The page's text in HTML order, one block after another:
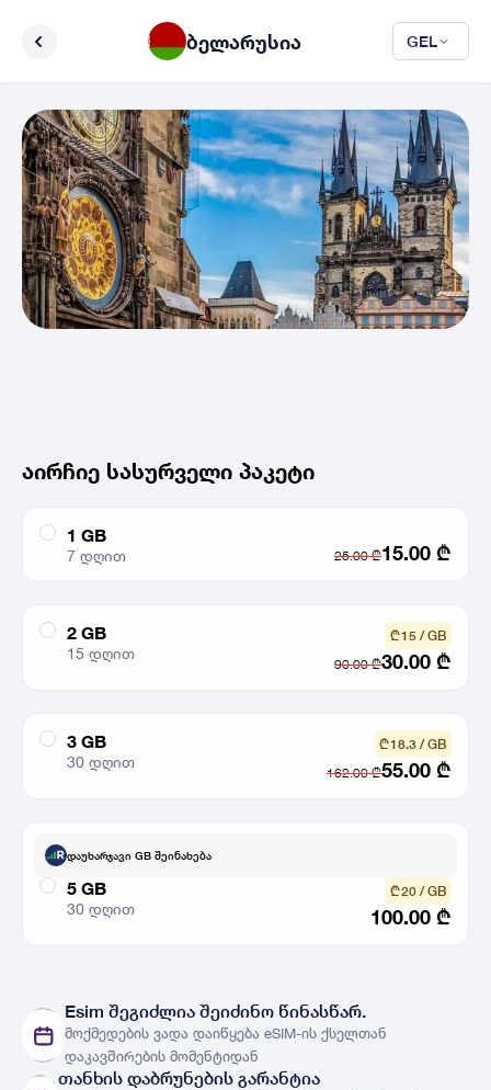
აირჩიე სასურველი პაკეტი
1 GB
7 დღით 25.00₾15.00 ₾
2 GB
15 დღით
₾ 15 / GB
90.00₾30.00 ₾
3 GB
30 დღით
₾ 18.3 / GB
162.00₾55.00 ₾
დაუხარჯავი GB შეინახება
5 GB
30 დღით
₾ 20 / GB
100.00 ₾
ქვეყნები
Esim შეგიძლია შეიძინო წინასწარ.
მოქმედების ვადა დაიწყება eSIM-ის ქსელთან
დაკავშირების მომენტიდან
თანხის დაბრუნების გარანტია
ბელარუსია GEL